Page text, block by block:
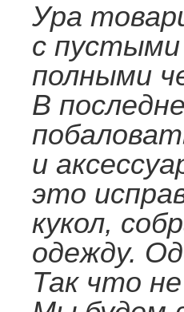
Ура
с пустыми
полными
В
и
это
кукол,
одежду.
Так что